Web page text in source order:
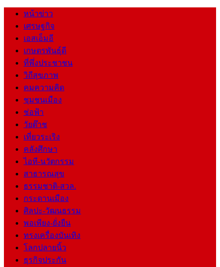
หน้าข่าว
เศรษฐกิจ
เอสเอ็มอี
เกษตรพันธุ์ดี
ที่พึ่งประชาชน
วิถีสุขภาพ
คมความคิด
ชุมชนเมือง
ช่อฟ้า
วัยต๊าช
เที่ยวระเริง
คลังศึกษา
ไอที-นวัตกรรม
สาธารณสุข
ธรรมชาติ-สวล.
กระดานเมือง
ศิลปะ-วัฒนธรรม
พอเพียง-ยั่งยืน
ทรงเครื่องบันเทิง
โลกปลายนิ้ว
ธุรกิจประกัน